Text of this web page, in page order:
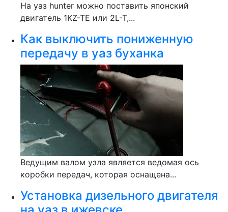
На уаз hunter можно поставить японский
двигатель 1KZ-TE или 2L-T,...
Как выключить пониженную
передачу в уаз буханка
Ведущим валом узла является ведомая ось
коробки передач, которая оснащена...
Установка дизельного двигателя